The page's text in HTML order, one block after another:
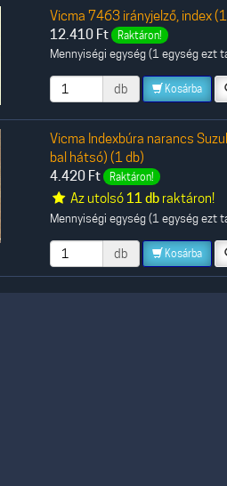
Vicma 7463 irányjelző, index
12.410 Ft Raktáron!
Mennyiségi egység (1 egység ezt
db Kosárba
Vicma Indexbúra narancs
bal hátsó) (1 db)
4.420 Ft Raktáron!
Az utolsó 11 dbraktáron!
Mennyiségi egység (1 egység ezt
db Kosárba